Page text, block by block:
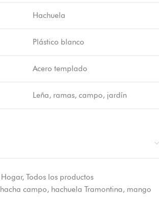
Hachuela
Plástico blanco
Acero templado
Leña, ramas, campo, jardín
Hogar, Todos los productos
hacha campo, hachuela Tramontina, mango